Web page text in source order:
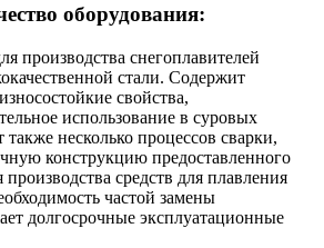
оборудования:
производства снегоплавителей
стали. Содержит
свойства,
использование в суровых
несколько процессов сварки,
конструкцию предоставленного
средств для плавления
частой замены
долгосрочные эксплуатационные